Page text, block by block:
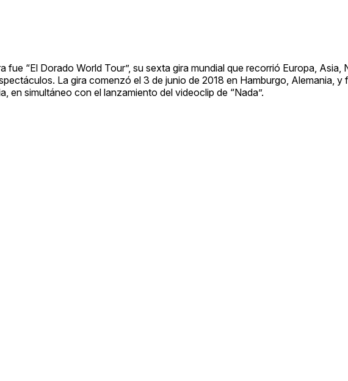
fue “El Dorado World Tour”, su sexta gira mundial que recorrió Europa, Asia,
La gira comenzó el 3 de junio de 2018 en Hamburgo, Alemania, y
en simultáneo con el lanzamiento del videoclip de “Nada”.